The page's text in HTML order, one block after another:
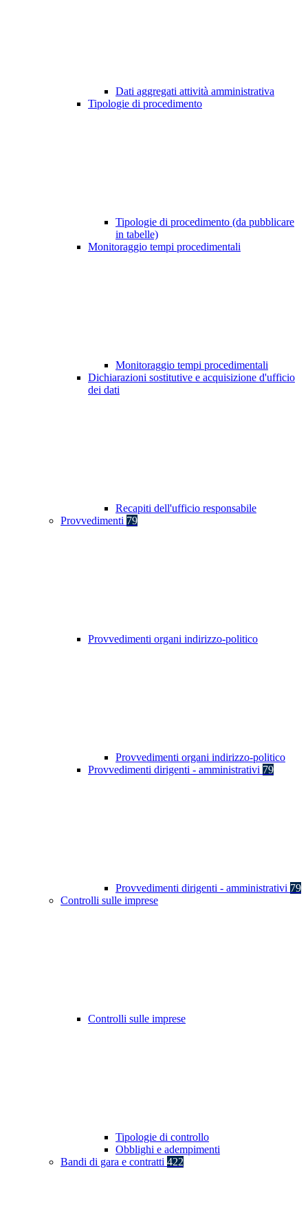
Dati aggregati attività amministrativa
Tipologie di procedimento
Tipologie di procedimento (da pubblicare
in tabelle)
Monitoraggio tempi procedimentali
Monitoraggio tempi procedimentali
Dichiarazioni sostitutive e acquisizione d'ufficio
dei dati
Recapiti dell'ufficio responsabile
Provvedimenti 79
Provvedimenti organi indirizzo-politico
Provvedimenti organi indirizzo-politico
Provvedimenti dirigenti - amministrativi 79
Provvedimenti dirigenti - amministrativi 79
Controlli sulle imprese
Controlli sulle imprese
Tipologie di controllo
Obblighi e adempimenti
Bandi di gara e contratti 422